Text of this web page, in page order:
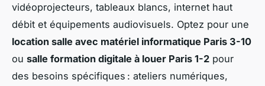
vidéoprojecteurs, tableaux blancs, internet haut
débit et équipements audiovisuels. Optez pour une
location salle avec matériel informatique Paris 3-10
ou salle formation digitale à louer Paris 1-2 pour
des besoins spécifiques : ateliers numériques,